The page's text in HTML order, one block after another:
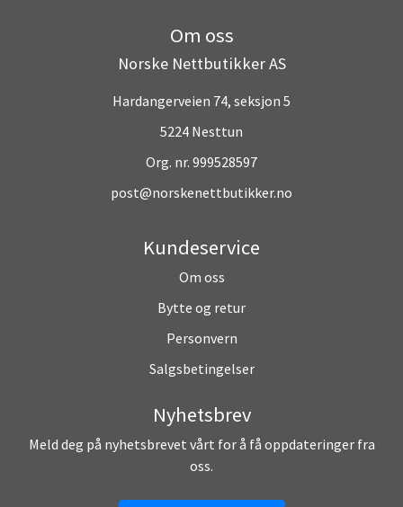
Om oss
Norske Nettbutikker AS
Hardangerveien 74, seksjon 5
5224 Nesttun
Org. nr. 999528597
post@norskenettbutikker.no
Kundeservice
Om oss
Bytte og retur
Personvern
Salgsbetingelser
Nyhetsbrev
Meld deg på nyhetsbrevet vårt for å få oppdateringer fra
oss.